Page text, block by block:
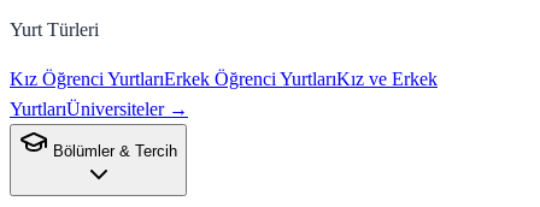
Yurt Türleri
Kız Öğrenci YurtlarıErkek Öğrenci YurtlarıKız ve Erkek
YurtlarıÜniversiteler →
Bölümler & Tercih